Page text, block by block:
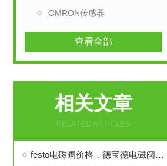
OMRON传感器
查看全部
相关文章
RELATED ARTICLES
festo电磁阀价格，德宝德电磁阀，德burkert电磁阀，德费斯托电磁阀